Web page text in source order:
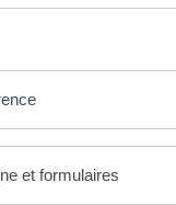
et formulaires